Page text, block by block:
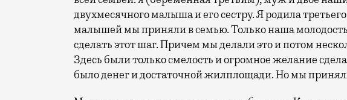
двухмесячного малыша и его сестру. Я родила
малышей мы приняли в семью. Только наша молодость
сделать этот шаг. Причем мы делали это и потом
Здесь были только смелость и огромное желание
было денег и достаточной жилплощади. Но мы